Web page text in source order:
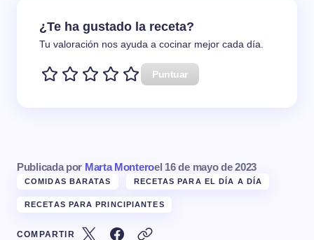
¿Te ha gustado la receta?
Tu valoración nos ayuda a cocinar mejor cada día.
Puntuar
Publicada por Marta Monteroel 16 de mayo de 2023
COMIDAS BARATAS RECETAS PARA EL DÍA A DÍA
RECETAS PARA PRINCIPIANTES
COMPARTIR